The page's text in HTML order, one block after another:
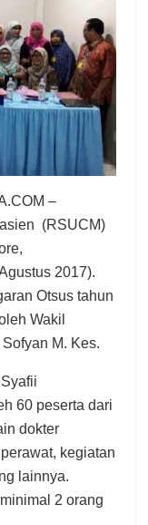
–
(RSUCM)
2017).
Otsus tahun
Wakil
M. Kes.
60 peserta dari
dokter
kegiatan
lainnya.
2 orang